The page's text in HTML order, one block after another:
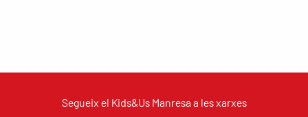
Segueix el Kids&Us Manresa a les xarxes